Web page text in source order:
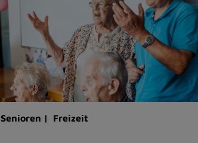
Senioren | Freizeit